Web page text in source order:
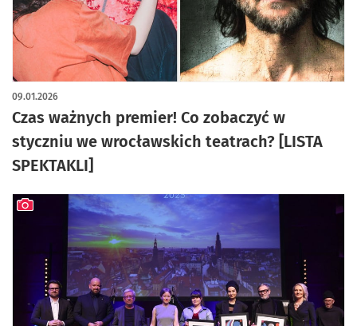
Czas ważnych premier! Co zobaczyć w
styczniu we wrocławskich teatrach? [LISTA
SPEKTAKLI]
09.01.2026